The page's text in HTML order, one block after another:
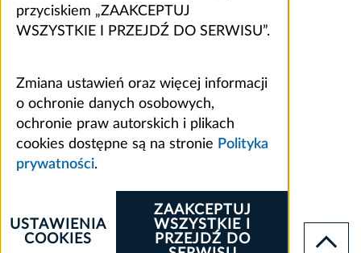
przyciskiem „ZAAKCEPTUJ
WSZYSTKIE I PRZEJDŹ DO SERWISU”.
Zmiana ustawień oraz więcej informacji
o ochronie danych osobowych,
ochronie praw autorskich i plikach
cookies dostępne są na stronie Polityka
prywatności.
ZAAKCEPTUJ
WSZYSTKIE I
PRZEJDŹ DO
USTAWIENIA
COOKIES